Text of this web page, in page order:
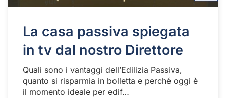
La casa passiva spiegata
in tv dal nostro Direttore
Quali sono i vantaggi dell’Edilizia Passiva,
quanto si risparmia in bolletta e perché oggi è
il momento ideale per edif…